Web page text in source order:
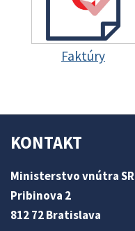
Faktúry
KONTAKT
Ministerstvo vnútra SR
Pribinova 2
812 72 Bratislava